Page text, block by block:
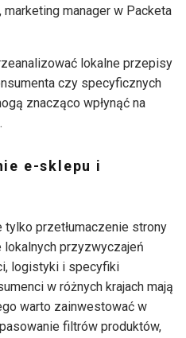
manager w Packeta
lokalne przepisy
czy specyficznych
znacząco wpłynąć na
e-sklepu i
tylko przetłumaczenie strony
lokalnych przyzwyczajeń
logistyki i specyfiki
w różnych krajach mają
warto zainwestować w
filtrów produktów,